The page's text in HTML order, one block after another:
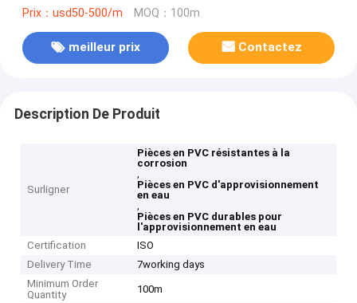
Prix：usd50-500/m MOQ：100m
meilleur prix Contactez
Description De Produit
Surligner
Pièces en PVC résistantes à la
corrosion
,
Pièces en PVC d'approvisionnement
en eau
,
Pièces en PVC durables pour
l'approvisionnement en eau
Certification
ISO
Delivery Time
7working days
Minimum Order
Quantity
100m